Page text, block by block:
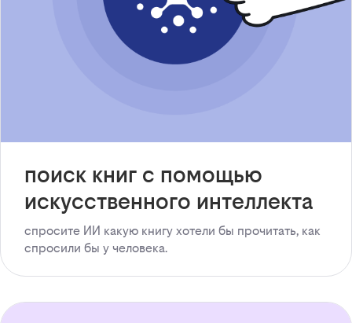
поиск книг с помощью
искусственного интеллекта
спросите ИИ какую книгу хотели бы прочитать, как
спросили бы у человека.